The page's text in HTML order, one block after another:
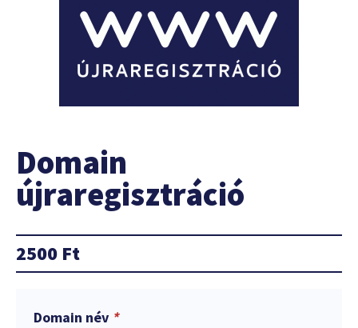
Domain
újraregisztráció
2500 Ft
Domain név *